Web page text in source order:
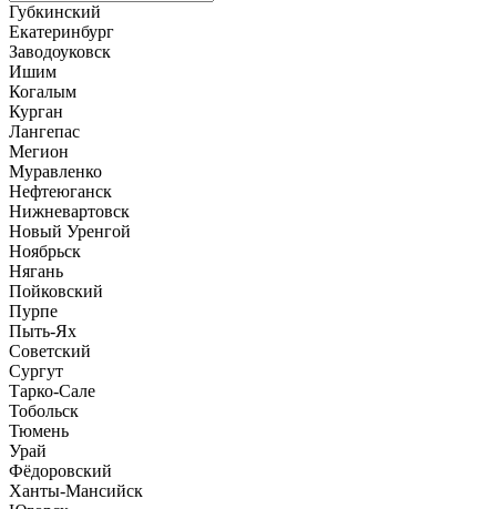
Губкинский
Екатеринбург
Заводоуковск
Ишим
Когалым
Курган
Лангепас
Мегион
Муравленко
Нефтеюганск
Нижневартовск
Новый Уренгой
Ноябрьск
Нягань
Пойковский
Пурпе
Пыть-Ях
Советский
Сургут
Тарко-Сале
Тобольск
Тюмень
Урай
Фёдоровский
Ханты-Мансийск